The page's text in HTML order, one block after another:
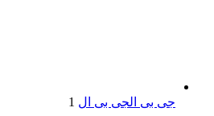
جی بی الجی بی ال 1